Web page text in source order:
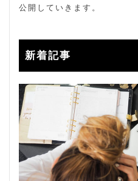
公開していきます。
新着記事